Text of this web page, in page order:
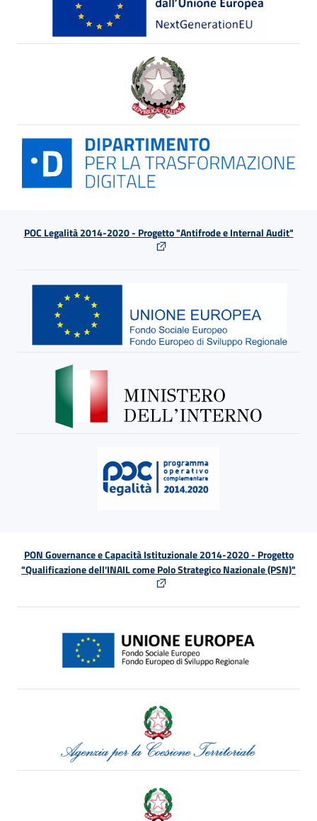
POC Legalità 2014-2020 - Progetto "Antifrode e Internal Audit"
PON Governance e Capacità Istituzionale 2014-2020 - Progetto
"Qualificazione dell'INAIL come Polo Strategico Nazionale (PSN)"